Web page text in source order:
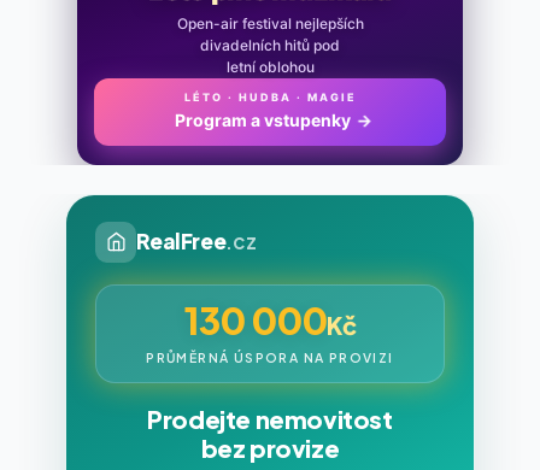
Open-air festival nejlepších
divadelních hitů pod
letní oblohou
LÉTO · HUDBA · MAGIE
Program a vstupenky →
RealFree.cz
130 000Kč
PRŮMĚRNÁ ÚSPORA NA PROVIZI
Prodejte nemovitost
bez provize